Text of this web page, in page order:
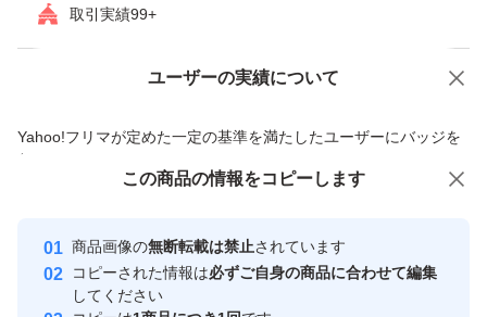
取引実績99+
ユーザーの実績について
Yahoo!フリマが定めた一定の基準を満たしたユーザーにバッジを
付与しています
安心取引出品者
心・安全なユーザーです
取引実績
価格の相談 商品への質問
この商品の情報をコピーします
商品画像の無断転載は禁止されています
コピーされた情報は必ずご自身の商品に合わせて編集
してください
この商品をみている人にオススメ